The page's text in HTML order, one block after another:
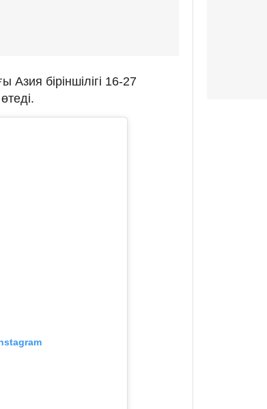
Азия біріншілігі 16-27